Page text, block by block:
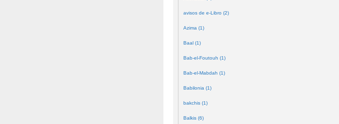
avisos de e-Libro (2)
Azima (1)
Baal (1)
Bab-el-Foutouh (1)
Bab-el-Mabdah (1)
Babilonia (1)
bakchis (1)
Balkis (6)